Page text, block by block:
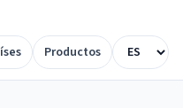
Productos